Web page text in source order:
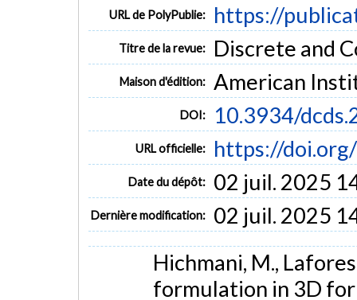
URL de PolyPublie: https://
Titre de la revue: Discrete and
Maison d'édition: American
DOI: 10.3934/
URL officielle: https://
Date du dépôt: 02 juil. 2025
Dernière modification: 02 juil. 2025
Hichmani, M.,
formulation in 3D